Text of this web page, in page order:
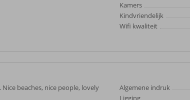
Kamers
Kindvriendelijk
Wifi kwaliteit
beaches, nice people, lovely
Algemene indruk
Ligging